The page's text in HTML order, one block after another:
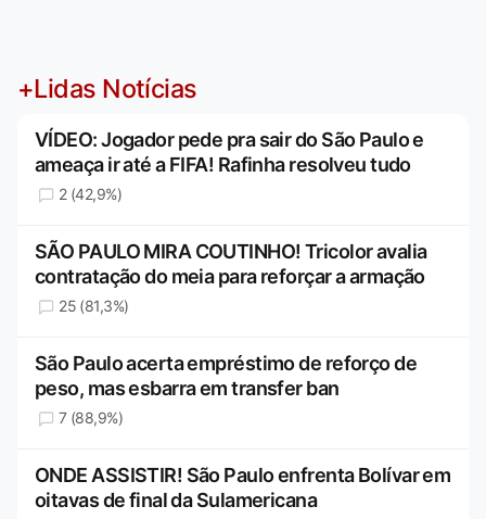
+Lidas Notícias
VÍDEO: Jogador pede pra sair do São Paulo e
ameaça ir até a FIFA! Rafinha resolveu tudo
2 (42,9%)
SÃO PAULO MIRA COUTINHO! Tricolor avalia
contratação do meia para reforçar a armação
25 (81,3%)
São Paulo acerta empréstimo de reforço de
peso, mas esbarra em transfer ban
7 (88,9%)
ONDE ASSISTIR! São Paulo enfrenta Bolívar em
oitavas de final da Sulamericana